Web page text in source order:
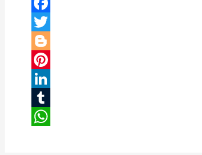
Facebook
Twitter
Blogger
Pinterest
LinkedIn
Tumblr